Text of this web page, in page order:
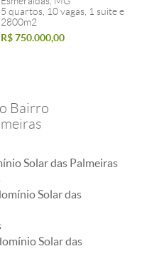
5 quartos, 10 vagas, 1 suite e
2800m2
R$ 750.000,00
Bairro
Solar das Palmeiras
Solar das
Solar das